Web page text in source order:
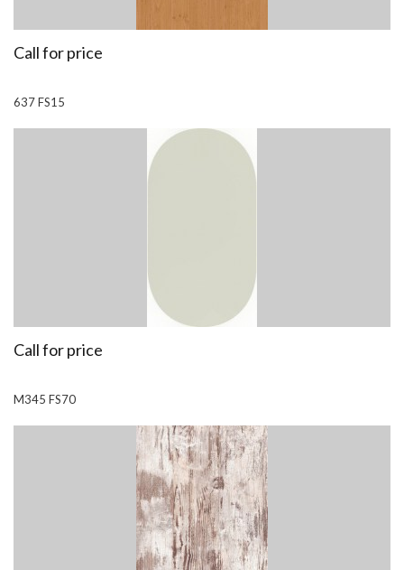
Call for price
637 FS15
Call for price
M345 FS70